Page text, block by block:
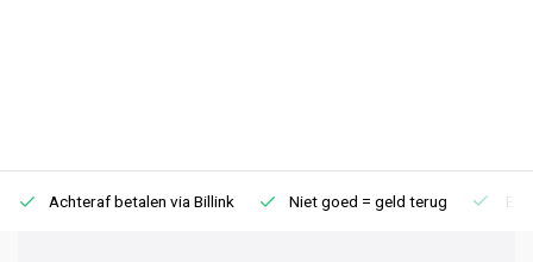
Achteraf betalen via Billink Niet goed = geld terug